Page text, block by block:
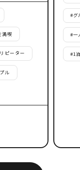
満喫
リピーター
ル
#グ
#一
#1